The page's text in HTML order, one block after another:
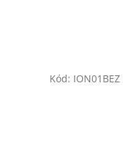
Kód: ION01BEZ